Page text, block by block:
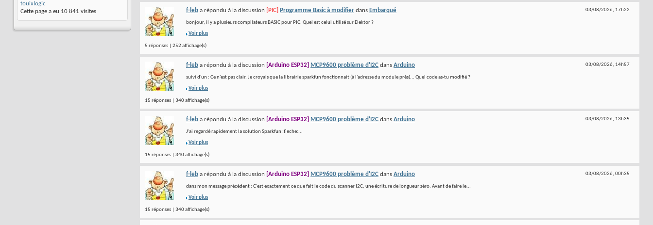
touixlogic
Cette page a eu 10 841 visites 03/08/2026, 17h22
f-leb a répondu à la discussion [PIC] Programme Basic à modifier dans Embarqué
bonjour, il y a plusieurs compilateurs BASIC pour PIC. Quel est celui utilisé sur Elektor ?
Voir plus
5 réponses | 252 affichage(s)
03/08/2026, 14h57
f-leb a répondu à la discussion [Arduino ESP32] MCP9600 problème d'I2C dans Arduino
suivi d'un : Ce n'est pas clair. Je croyais que la librairie sparkfun fonctionnait (à l'adresse du module près)... Quel code as-tu modifié ?
Voir plus
15 réponses | 340 affichage(s)
03/08/2026, 13h35
f-leb a répondu à la discussion [Arduino ESP32] MCP9600 problème d'I2C dans Arduino
J'ai regardé rapidement la solution Sparkfun :fleche:...
Voir plus
15 réponses | 340 affichage(s)
03/08/2026, 00h35
f-leb a répondu à la discussion [Arduino ESP32] MCP9600 problème d'I2C dans Arduino
dans mon message précédent : C'est exactement ce que fait le code du scanner I2C, une écriture de longueur zéro. Avant de faire le...
Voir plus
15 réponses | 340 affichage(s)